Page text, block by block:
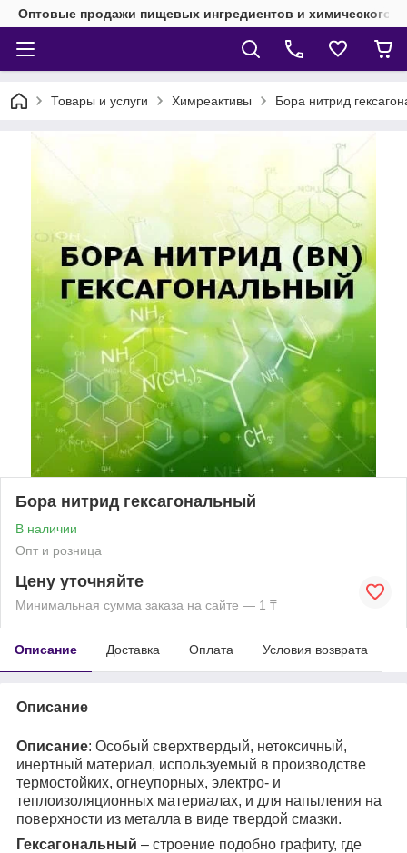
Оптовые продажи пищевых ингредиентов и химического
Товары и услуги Химреактивы Бора нитрид
Бора нитрид гексагональный
В наличии
Опт и розница
Цену уточняйте
Минимальная сумма заказа на сайте — 1 ₸
Описание Доставка Оплата Условия возврата
Описание
Описание: Особый сверхтвердый, нетоксичный,
инертный материал, используемый в производстве
термостойких, огнеупорных, электро- и
теплоизоляционных материалах, и для напыления на
поверхности из металла в виде твердой смазки.
Гексагональный – строение подобно графиту, где